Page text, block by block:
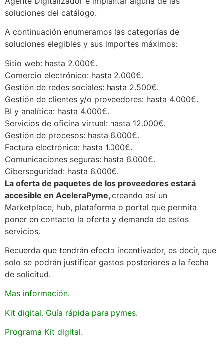
soluciones del catálogo.
A continuación enumeramos las categorías de
soluciones elegibles y sus importes máximos:
Sitio web: hasta 2.000€.
Comercio electrónico: hasta 2.000€.
Gestión de redes sociales: hasta 2.500€.
Gestión de clientes y/o proveedores: hasta 4.000€.
BI y analítica: hasta 4.000€.
Servicios de oficina virtual: hasta 12.000€.
Gestión de procesos: hasta 6.000€.
Factura electrónica: hasta 1.000€.
Comunicaciones seguras: hasta 6.000€.
Ciberseguridad: hasta 6.000€.
La oferta de paquetes de los proveedores estará
accesible en AceleraPyme, creando así un
Marketplace, hub, plataforma o portal que permita
poner en contacto la oferta y demanda de estos
servicios.
Recuerda que tendrán efecto incentivador, es decir, que
solo se podrán justificar gastos posteriores a la fecha
de solicitud.
Mas información.
Kit digital. Guía rápida para pymes.
Programa Kit digital.